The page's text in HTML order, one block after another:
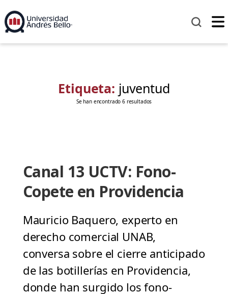
Etiqueta: juventud
Se han encontrado 6 resultados
Canal 13 UCTV: Fono-
Copete en Providencia
Mauricio Baquero, experto en
derecho comercial UNAB,
conversa sobre el cierre anticipado
de las botillerías en Providencia,
donde han surgido los fono-